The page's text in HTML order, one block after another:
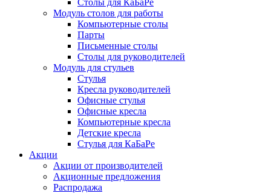
Модуль столов для работы
Компьютерные столы
Парты
Письменные столы
Столы для руководителей
Модуль для стульев
Стулья
Кресла руководителей
Офисные стулья
Офисные кресла
Компьютерные кресла
Детские кресла
Стулья для КаБаРе
Акции
Акции от производителей
Акционные предложения
Распродажа